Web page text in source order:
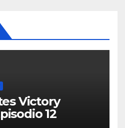
Victory
12